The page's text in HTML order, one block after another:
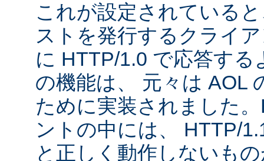
これが設定されている
ストを発行するクライ
に HTTP/1.0 で応答す
の機能は、 元々は AOL
ために実装されました
ントの中には、 HTTP/
と正しく動作しないも